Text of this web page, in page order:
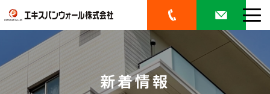
新着情報